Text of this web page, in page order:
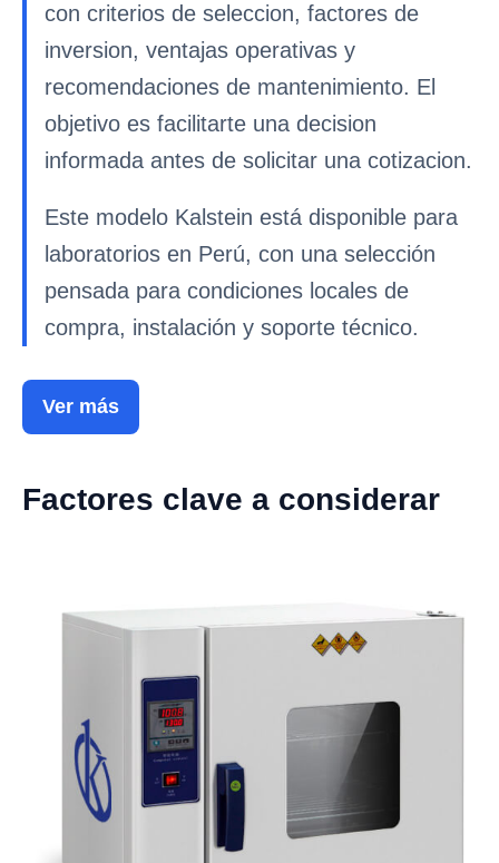
con criterios de seleccion, factores de
inversion, ventajas operativas y
recomendaciones de mantenimiento. El
objetivo es facilitarte una decision
informada antes de solicitar una cotizacion.
Este modelo Kalstein está disponible para
laboratorios en Perú, con una selección
pensada para condiciones locales de
compra, instalación y soporte técnico.
Ver más
Factores clave a considerar